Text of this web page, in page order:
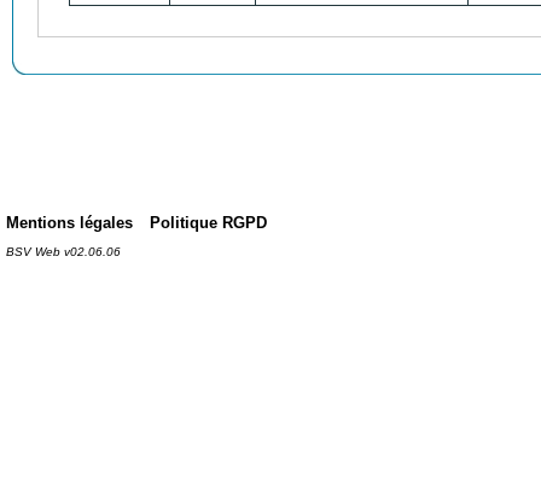
Mentions légales Politique RGPD
BSV Web v02.06.06